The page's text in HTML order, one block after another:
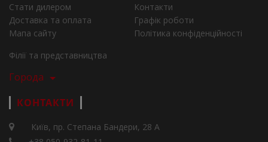
Стати дилером
Контакти
Доставка та оплата
Графік роботи
Мапа сайту
Політика конфіденційності
Філії та представництва
Города
КОНТАКТИ
Київ, пр. Степана Бандери, 28 А